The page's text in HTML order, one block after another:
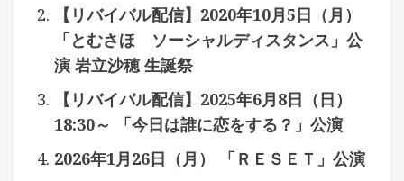
【リバイバル配信】2020年10月5日（月）
「とむさほ ソーシャルディスタンス」公
演 岩立沙穂 生誕祭
【リバイバル配信】2025年6月8日（日）
18:30～ 「今日は誰に恋をする？」公演
2026年1月26日（月） 「ＲＥＳＥＴ」公演